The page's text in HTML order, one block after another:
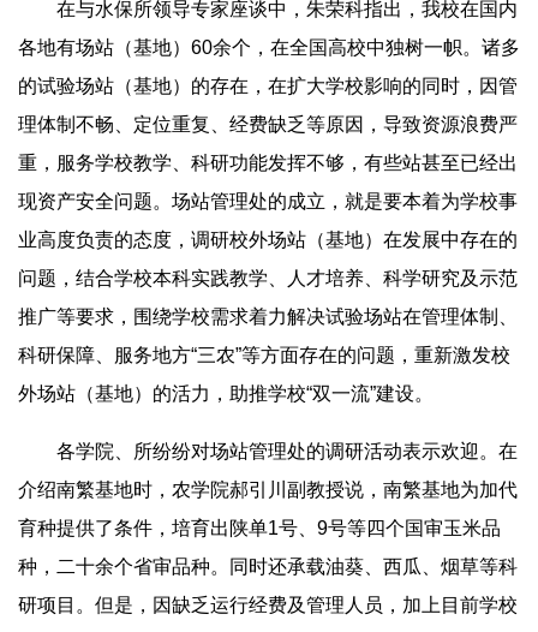
在与水保所领导专家座谈中，朱荣科指出，我校在国内
各地有场站（基地）60余个，在全国高校中独树一帜。诸多
的试验场站（基地）的存在，在扩大学校影响的同时，因管
理体制不畅、定位重复、经费缺乏等原因，导致资源浪费严
重，服务学校教学、科研功能发挥不够，有些站甚至已经出
现资产安全问题。场站管理处的成立，就是要本着为学校事
业高度负责的态度，调研校外场站（基地）在发展中存在的
问题，结合学校本科实践教学、人才培养、科学研究及示范
推广等要求，围绕学校需求着力解决试验场站在管理体制、
科研保障、
服务地方“三农”等方面存在的问题，重新激发校
外场站（基地）的活力，助推学校“双一流”建设。
各学院、所纷纷对场站管理处的调研活动表示欢迎。在
介绍南繁基地时，农学院郝引川副教授说，南繁基地为加代
育种提供了条件，培育出陕单1号、9号等四个国审玉米品
种，二十余个省审品种。同时还承载油葵、西瓜、烟草等科
研项目。但是，因缺乏运行经费及管理人员，加上目前学校